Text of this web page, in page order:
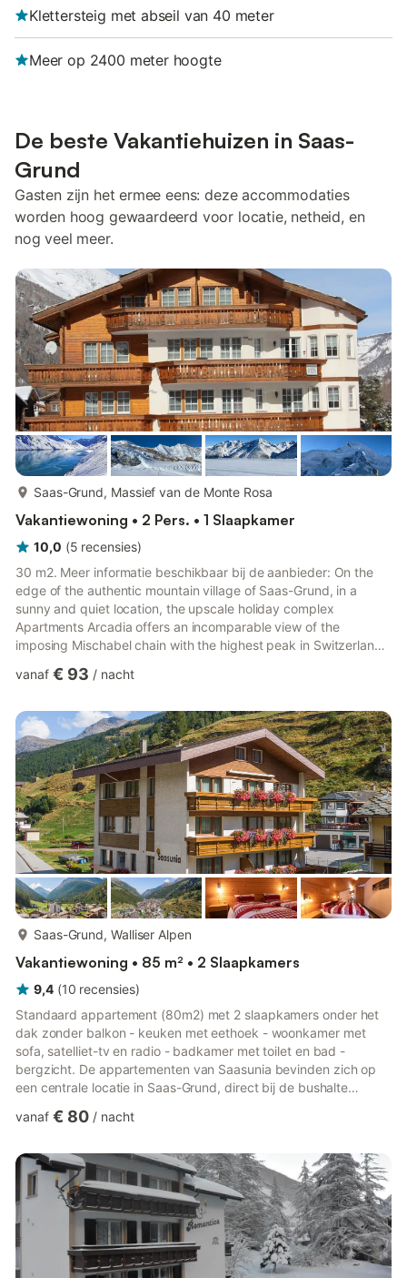
Klettersteig met abseil van 40 meter
Meer op 2400 meter hoogte
De beste Vakantiehuizen in Saas-
Grund
Gasten zijn het ermee eens: deze accommodaties
worden hoog gewaardeerd voor locatie, netheid, en
nog veel meer.
Saas-Grund, Massief van de Monte Rosa
Vakantiewoning • 2 Pers. • 1 Slaapkamer
10,0 (5 recensies)
30 m2. Meer informatie beschikbaar bij de aanbieder: On the
edge of the authentic mountain village of Saas-Grund, in a
sunny and quiet location, the upscale holiday complex
Apartments Arcadia offers an incomparable view of the
imposing Mischabel chain with the highest peak in Switzerland,
spacious and the 4-5* flats are state of the art. Each flat has a
have access to a car park and a garden with a seating area and
barbecue. In winter, the 26 km cross-country ski trail runs r...
vanaf € 93 / nacht
Saas-Grund, Walliser Alpen
Vakantiewoning • 85 m² • 2 Slaapkamers
9,4 (10 recensies)
Standaard appartement (80m2) met 2 slaapkamers onder het
dak zonder balkon - keuken met eethoek - woonkamer met
sofa, satelliet-tv en radio - badkamer met toilet en bad -
bergzicht. De appartementen van Saasunia bevinden zich op
een centrale locatie in Saas-Grund, direct bij de bushalte
vertrekt. De Hohsaas-liften (Saas-Grund) liggen op ongeveer
bergen, gratis WiFi en gratis parkeergelegenheid op het terrein.
De ski- en schoenenopslag van het huis is gratis beschikbaar.
Er is e...
vanaf € 80 / nacht